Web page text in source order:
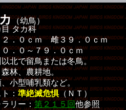
タカ科
２．０ｃｍ 雌３９．０ｃｍ
．０～７９．０ｃｍ
北で留鳥または冬鳥。
林、農耕地。
小型哺乳類など。
：準絶滅危惧（ＮＴ）
リー： 第２１５回他参照
（幼鳥）